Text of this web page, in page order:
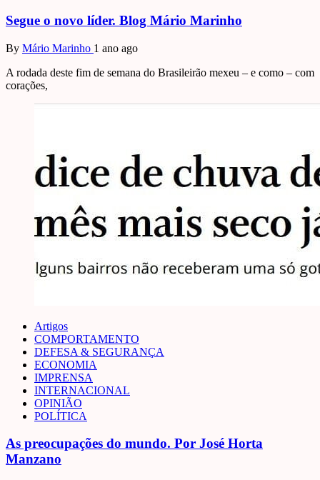
Segue o novo líder. Blog Mário Marinho
By Mário Marinho 1 ano ago
A rodada deste fim de semana do Brasileirão mexeu – e como – com
corações,
Artigos
COMPORTAMENTO
DEFESA & SEGURANÇA
ECONOMIA
IMPRENSA
INTERNACIONAL
OPINIÃO
POLÍTICA
As preocupações do mundo. Por José Horta
Manzano